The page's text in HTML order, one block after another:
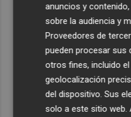
anuncios y
sobre la audiencia y
Proveedores de
pueden procesar sus
otros fines, incluido
geolocalización
del dispositivo. Sus
solo a este sitio web.